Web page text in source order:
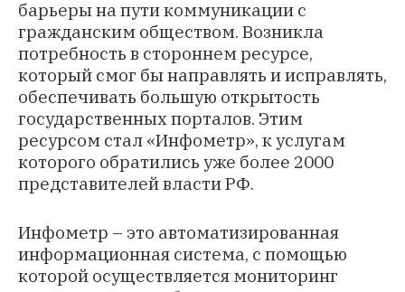
барьеры на пути коммуникации с
гражданским обществом. Возникла
потребность в стороннем ресурсе,
который смог бы направлять и исправлять,
обеспечивать большую открытость
государственных порталов. Этим
ресурсом стал «Инфометр», к услугам
которого обратились уже более 2000
представителей власти РФ.
Инфометр – это автоматизированная
информационная система, с помощью
которой осуществляется мониторинг